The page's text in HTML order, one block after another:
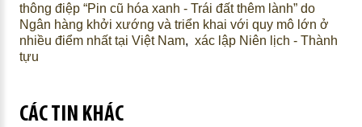
thông điệp “Pin cũ hóa xanh - Trái đất thêm lành” do
Ngân hàng khởi xướng và triển khai với quy mô lớn ở
nhiều điểm nhất tại Việt Nam, xác lập Niên lịch - Thành
tựu
CÁC TIN KHÁC